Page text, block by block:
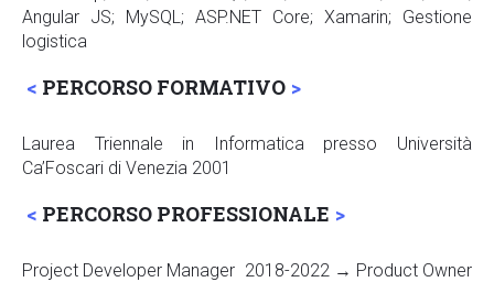
Angular JS; MySQL; ASP.NET Core; Xamarin; Gestione
logistica
PERCORSO FORMATIVO
Laurea Triennale in Informatica presso Università
Ca’Foscari di Venezia 2001
PERCORSO PROFESSIONALE
Project Developer Manager 2018-2022 → Product Owner